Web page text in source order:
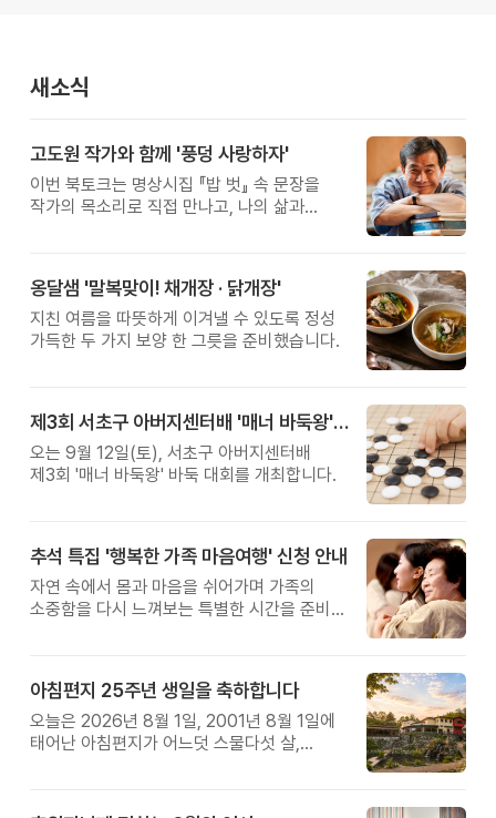
새소식
고도원 작가와 함께 '풍덩 사랑하자'
이번 북토크는 명상시집 『밥 벗』 속 문장을
작가의 목소리로 직접 만나고, 나의 삶과
옹달샘 '말복맞이! 채개장 · 닭개장'
지친 여름을 따뜻하게 이겨낼 수 있도록 정성
가득한 두 가지 보양 한 그릇을 준비했습니다.
제3회 서초구 아버지센터배 '매너 바둑왕' 대회
오는 9월 12일(토), 서초구 아버지센터배
제3회 '매너 바둑왕' 바둑 대회를 개최합니다.
추석 특집 '행복한 가족 마음여행' 신청 안내
자연 속에서 몸과 마음을 쉬어가며 가족의
소중함을 다시 느껴보는 특별한 시간을 준비해
아침편지 25주년 생일을 축하합니다
오늘은 2026년 8월 1일, 2001년 8월 1일에
태어난 아침편지가 어느덧 스물다섯 살,